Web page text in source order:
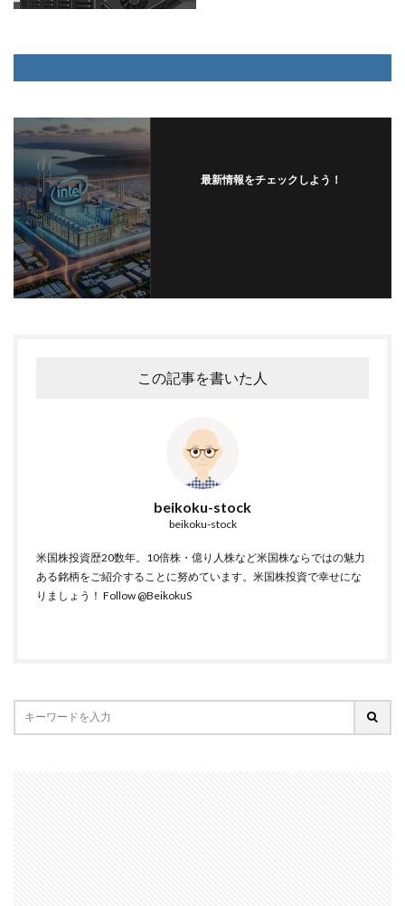
最新情報をチェックしよう！
この記事を書いた人
beikoku-stock
beikoku-stock
米国株投資歴20数年。10倍株・億り人株など米国株ならではの魅力
ある銘柄をご紹介することに努めています。米国株投資で幸せにな
りましょう！ Follow @BeikokuS